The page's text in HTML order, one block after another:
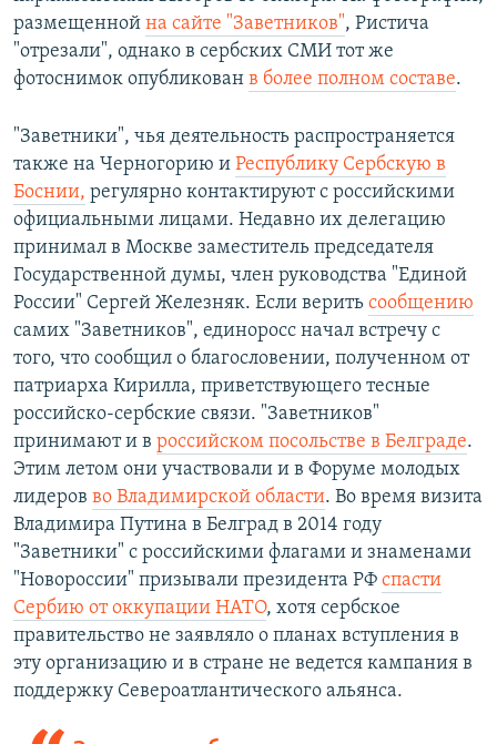
размещенной на сайте "Заветников", Ристича
"отрезали", однако в сербских СМИ тот же
фотоснимок опубликован в более полном составе.
"Заветники", чья деятельность распространяется
также на Черногорию и Республику Сербскую в
Боснии, регулярно контактируют с российскими
официальными лицами. Недавно их делегацию
принимал в Москве заместитель председателя
Государственной думы, член руководства "Единой
России" Сергей Железняк. Если верить сообщению
самих "Заветников", единоросс начал встречу с
того, что сообщил о благословении, полученном от
патриарха Кирилла, приветствующего тесные
российско-сербские связи. "Заветников"
принимают и в российском посольстве в Белграде.
Этим летом они участвовали и в Форуме молодых
лидеров во Владимирской области. Во время визита
Владимира Путина в Белград в 2014 году
"Заветники" с российскими флагами и знаменами
"Новороссии" призывали президента РФ спасти
Сербию от оккупации НАТО, хотя сербское
правительство не заявляло о планах вступления в
эту организацию и в стране не ведется кампания в
поддержку Североатлантического альянса.